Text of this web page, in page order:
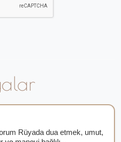
Rüyada dua etmek, umut,